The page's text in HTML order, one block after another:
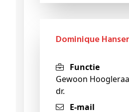
Dominique
Functie
Gewoon
dr.
E-mail